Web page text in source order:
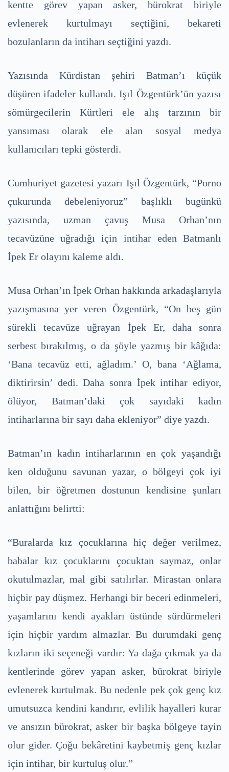
kentte görev yapan asker, bürokrat biriyle
evlenerek kurtulmayı seçtiğini, bekareti
bozulanların da intiharı seçtiğini yazdı.
Yazısında Kürdistan şehiri Batman’ı küçük
düşüren ifadeler kullandı. Işıl Özgentürk’ün yazısı
sömürgecilerin Kürtleri ele alış tarzının bir
yansıması olarak ele alan sosyal medya
kullanıcıları tepki gösterdi.
Cumhuriyet gazetesi yazarı Işıl Özgentürk, “Porno
çukurunda debeleniyoruz” başlıklı bugünkü
yazısında, uzman çavuş Musa Orhan’nın
tecavüzüne uğradığı için intihar eden Batmanlı
İpek Er olayını kaleme aldı.
Musa Orhan’ın İpek Orhan hakkında arkadaşlarıyla
yazışmasına yer veren Özgentürk, “On beş gün
sürekli tecavüze uğrayan İpek Er, daha sonra
serbest bırakılmış, o da şöyle yazmış bir kâğıda:
‘Bana tecavüz etti, ağladım.’ O, bana ‘Ağlama,
diktirirsin’ dedi. Daha sonra İpek intihar ediyor,
ölüyor, Batman’daki çok sayıdaki kadın
intiharlarına bir sayı daha ekleniyor” diye yazdı.
Batman’ın kadın intiharlarının en çok yaşandığı
ken olduğunu savunan yazar, o bölgeyi çok iyi
bilen, bir öğretmen dostunun kendisine şunları
anlattığını belirtti:
“Buralarda kız çocuklarına hiç değer verilmez,
babalar kız çocuklarını çocuktan saymaz, onlar
okutulmazlar, mal gibi satılırlar. Mirastan onlara
hiçbir pay düşmez. Herhangi bir beceri edinmeleri,
yaşamlarını kendi ayakları üstünde sürdürmeleri
için hiçbir yardım almazlar. Bu durumdaki genç
kızların iki seçeneği vardır: Ya dağa çıkmak ya da
kentlerinde görev yapan asker, bürokrat biriyle
evlenerek kurtulmak. Bu nedenle pek çok genç kız
umutsuzca kendini kandırır, evlilik hayalleri kurar
ve ansızın bürokrat, asker bir başka bölgeye tayin
olur gider. Çoğu bekâretini kaybetmiş genç kızlar
için intihar, bir kurtuluş olur.”